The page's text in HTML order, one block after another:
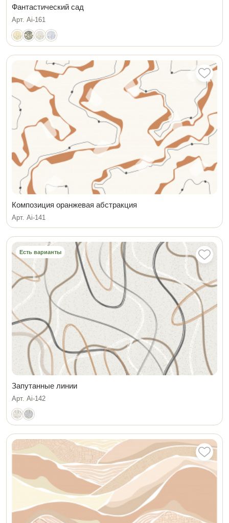
Фантастический сад
Арт. Ai-161
Композиция оранжевая абстракция
Арт. Ai-141
Есть варианты
Запутанные линии
Арт. Ai-142